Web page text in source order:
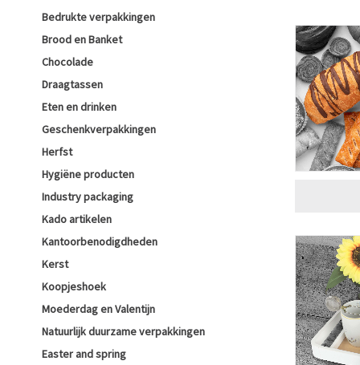
Bedrukte verpakkingen
Brood en Banket
Chocolade
Draagtassen
Eten en drinken
Geschenkverpakkingen
Herfst
Hygiëne producten
Industry packaging
Kado artikelen
Kantoorbenodigdheden
Kerst
Koopjeshoek
Moederdag en Valentijn
Natuurlijk duurzame verpakkingen
Easter and spring